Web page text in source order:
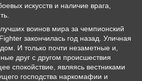
искусств и наличие врага,
воинов мира за чемпионский
закончилась год назад. Уличная
И только почти незаметные и,
друг с другом происшествия
спокойствие, являясь вестниками
господства наркомафии и